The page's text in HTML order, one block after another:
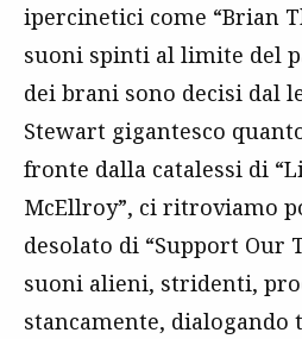
ipercinetici come “Brian
suoni spinti al limite del
dei brani sono decisi dal
Stewart gigantesco
fronte dalla catalessi di
McEllroy”, ci ritroviamo
desolato di “Support Our
suoni alieni, stridenti,
stancamente, dialogando